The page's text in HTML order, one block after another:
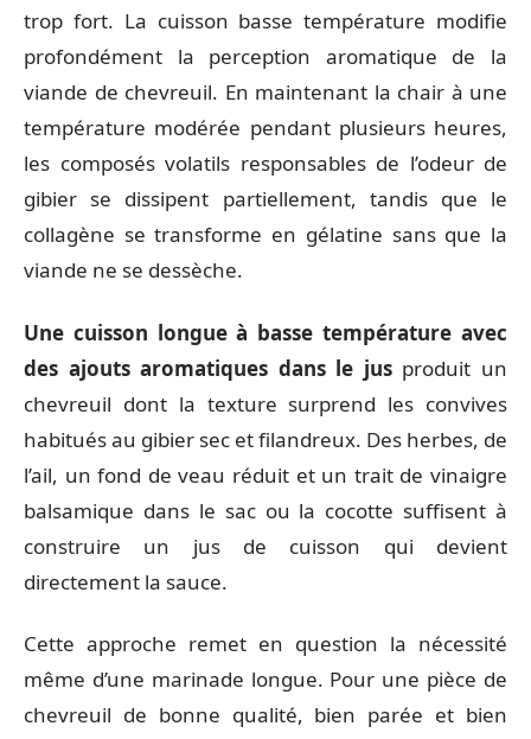
trop fort. La cuisson basse température modifie
profondément la perception aromatique de la
viande de chevreuil. En maintenant la chair à une
température modérée pendant plusieurs heures,
les composés volatils responsables de l’odeur de
gibier se dissipent partiellement, tandis que le
collagène se transforme en gélatine sans que la
viande ne se dessèche.
Une cuisson longue à basse température avec
des ajouts aromatiques dans le jusproduit un
chevreuil dont la texture surprend les convives
habitués au gibier sec et filandreux. Des herbes, de
l’ail, un fond de veau réduit et un trait de vinaigre
balsamique dans le sac ou la cocotte suffisent à
construire un jus de cuisson qui devient
directement la sauce.
Cette approche remet en question la nécessité
même d’une marinade longue. Pour une pièce de
chevreuil de bonne qualité, bien parée et bien